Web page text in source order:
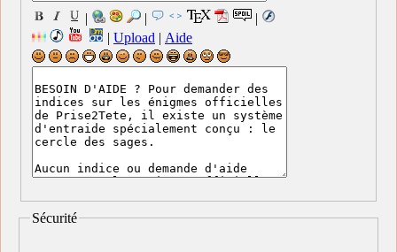
| |
|
| Upload | Aide
Sécurité